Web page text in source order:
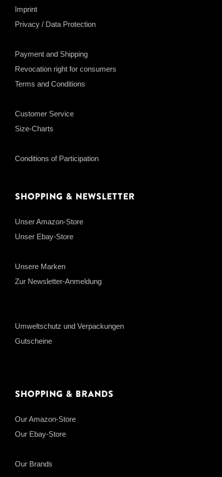
Imprint
Privacy / Data Protection
Payment and Shipping
Revocation right for consumers
Terms and Conditions
Customer Service
Size-Charts
Conditions of Participation
Shopping & Newsletter
Unser Amazon-Store
Unser Ebay-Store
Unsere Marken
Zur Newsletter-Anmeldung
Umweltschutz und Verpackungen
Gutscheine
Shopping & Brands
Our Amazon-Store
Our Ebay-Store
Our Brands